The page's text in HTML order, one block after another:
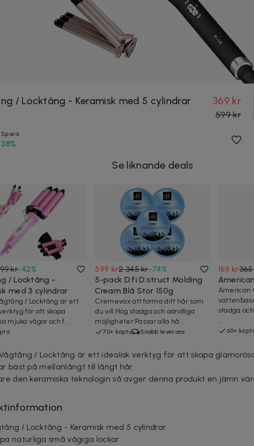
/ Locktång - Keramisk med 5 cylindrar 369 kr
599 kr
Spara
38%
Se liknande deals
kr-42%
/ Locktång -
med 3 cylindrar
/ Locktång är ett
för att skapa
mjuka vågor och f...
599 kr2 345 kr-74%
5-pack D:fi D:struct Molding
Cream Blå Stor 150g
Cremevax att forma ditt hår som
du vill.Hög stadga och oändliga
möjligheter.Passar alla hå...
70+ köpta Snabb leverans
169 kr
American
stadga
...
60+
/ Locktång är ett idealisk verktyg för att skapa
bäst på mellanlångt till långt hår.
den keramiska teknologin så avger denna produkt en jämn
/ Locktång - Keramisk med 5 cylindrar
naturliga små vågiga lockar